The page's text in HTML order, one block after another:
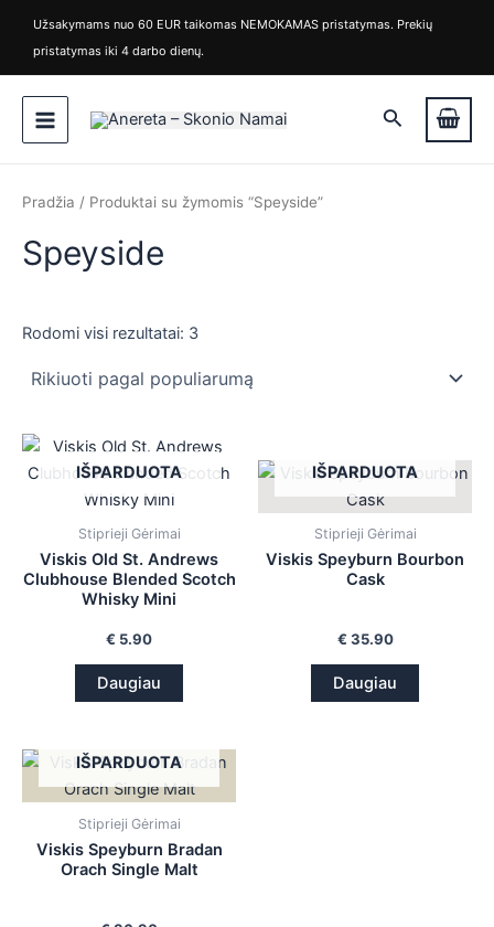
turinio
Užsakymams nuo 60 EUR taikomas NEMOKAMAS pristatymas. Prekių
pristatymas iki 4 darbo dienų.
Main
Menu
Paieška
k
a
n
s
k
i
Pradžia / Produktai su žymomis “Speyside”
Speyside
Rodomi visi rezultatai: 3
pagal
IŠPARDUOTA
Stiprieji Gėrimai
Viskis Old St. Andrews
Clubhouse Blended Scotch
Whisky Mini
€ 5.90
Daugiau
IŠPARDUOTA
Stiprieji Gėrimai
Viskis Speyburn Bourbon
Cask
€ 35.90
Daugiau
IŠPARDUOTA
Stiprieji Gėrimai
Viskis Speyburn Bradan
Orach Single Malt